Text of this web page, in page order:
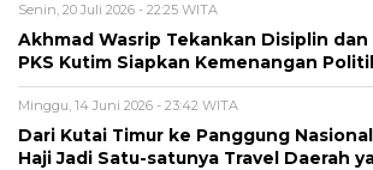
Senin, 20 Juli 2026 - 22:25 WITA
Akhmad Wasrip Tekankan Disiplin
PKS Kutim Siapkan Kemenangan
Minggu, 14 Juni 2026 - 23:42 WITA
Dari Kutai Timur ke Panggung
Haji Jadi Satu-satunya Travel Daerah